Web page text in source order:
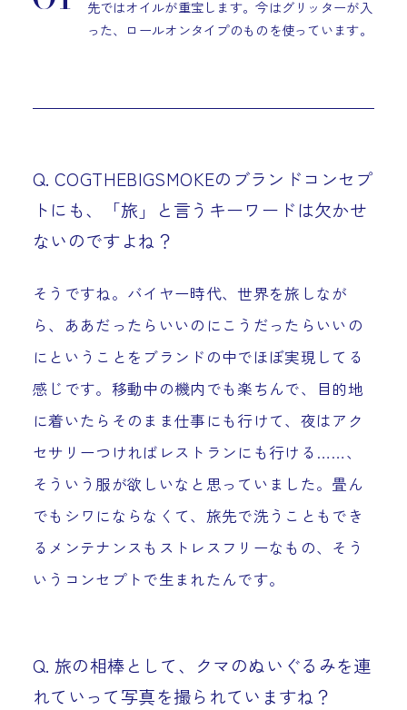
先ではオイルが重宝します。今はグリッターが入
った、ロールオンタイプのものを使っています。
Q. COGTHEBIGSMOKEのブランドコンセプ
トにも、「旅」と言うキーワードは欠かせ
ないのですよね？
そうですね。バイヤー時代、世界を旅しなが
ら、ああだったらいいのにこうだったらいいの
にということをブランドの中でほぼ実現してる
感じです。移動中の機内でも楽ちんで、目的地
に着いたらそのまま仕事にも行けて、夜はアク
セサリーつければレストランにも行ける……、
そういう服が欲しいなと思っていました。畳ん
でもシワにならなくて、旅先で洗うこともでき
るメンテナンスもストレスフリーなもの、そう
いうコンセプトで生まれたんです。
Q. 旅の相棒として、クマのぬいぐるみを連
れていって写真を撮られていますね？